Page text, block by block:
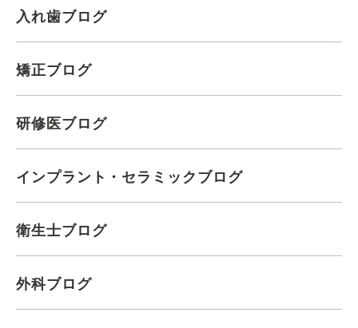
入れ歯ブログ
矯正ブログ
研修医ブログ
インプラント・セラミックブログ
衛生士ブログ
外科ブログ